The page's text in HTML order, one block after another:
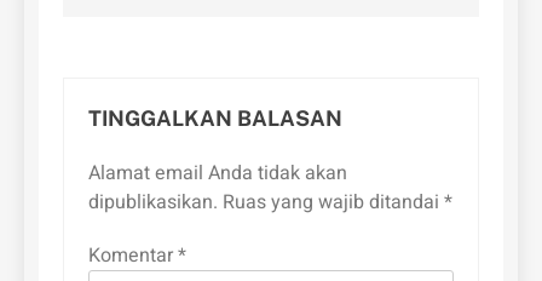
TINGGALKAN BALASAN
Alamat email Anda tidak akan
dipublikasikan. Ruas yang wajib ditandai *
Komentar*